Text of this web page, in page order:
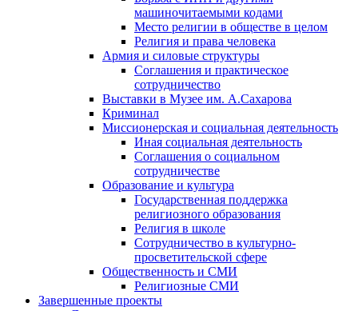
машиночитаемыми кодами
Место религии в обществе в целом
Религия и права человека
Армия и силовые структуры
Соглашения и практическое
сотрудничество
Выставки в Музее им. А.Сахарова
Криминал
Миссионерская и социальная деятельность
Иная социальная деятельность
Соглашения о социальном
сотрудничестве
Образование и культура
Государственная поддержка
религиозного образования
Религия в школе
Сотрудничество в культурно-
просветительской сфере
Общественность и СМИ
Религиозные СМИ
Завершенные проекты